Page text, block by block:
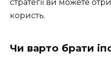
стратегії ви можете
користь.
Чи варто брати